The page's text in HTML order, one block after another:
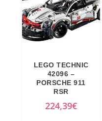
LEGO TECHNIC
42096 –
PORSCHE 911
RSR
224,39€